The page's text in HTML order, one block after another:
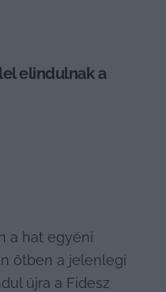
elindulnak a
a hat egyéni
ötben a jelenlegi
újra a Fidesz